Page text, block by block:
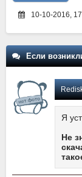
10-10-2016,
Если
Я
Не